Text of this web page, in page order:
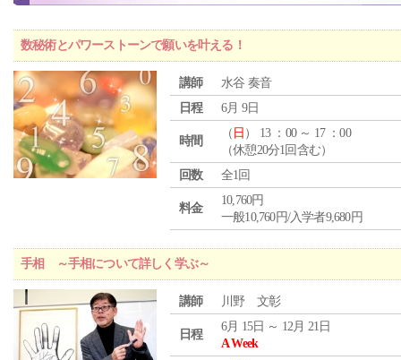
数秘術とパワーストーンで願いを叶える！
講師
水谷 奏音
日程
6月 9日
時間
（ 日 ） 13 ：00 ～ 17 ：00
（休憩20分1回含む）
回数
全1回
料金
10,760円
一般10,760円/入学者9,680円
手相 ～手相について詳しく学ぶ～
講師 川野 文彰
日程
6月 15日 ～ 12月 21日
A Week